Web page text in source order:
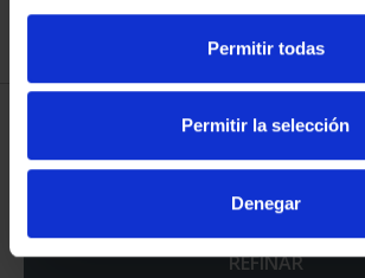
Permitir todas
Permitir la selección
Denegar
REFINAR